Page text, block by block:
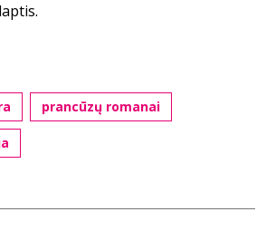
prancūzų romanai